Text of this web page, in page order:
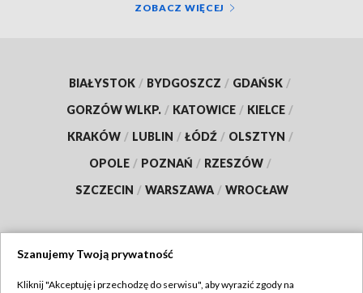
ZOBACZ WIĘCEJ
BIAŁYSTOK / BYDGOSZCZ / GDAŃSK /
GORZÓW WLKP. / KATOWICE / KIELCE /
KRAKÓW / LUBLIN / ŁÓDŹ / OLSZTYN /
OPOLE / POZNAŃ / RZESZÓW /
SZCZECIN / WARSZAWA / WROCŁAW
Szanujemy Twoją prywatność
Kliknij "Akceptuję i przechodzę do serwisu", aby wyrazić zgody na